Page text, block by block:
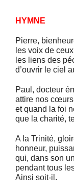
HYMNE
Pierre,
les voix de
les liens des
d’ouvrir le ciel
Paul, docteur
attire nos cœurs
et quand la foi
que la charité,
A la Trinité,
honneur,
qui, dans son
pendant tous
Ainsi soit-il.